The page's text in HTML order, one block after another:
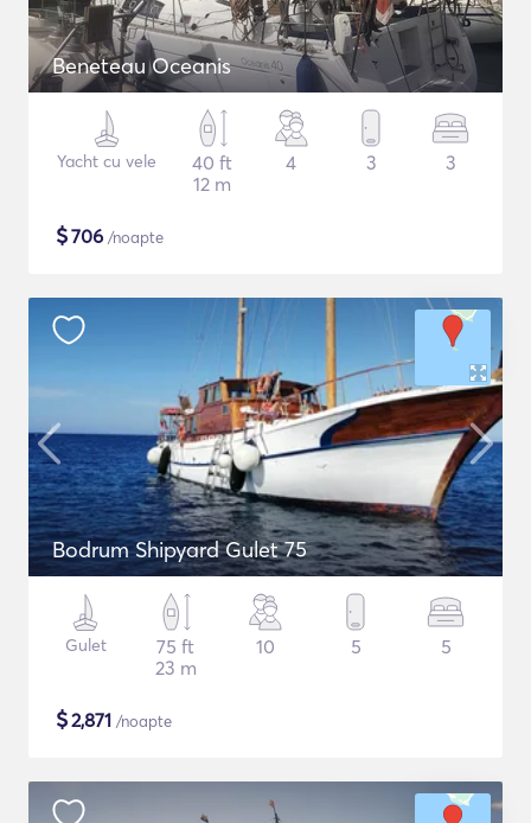
Beneteau Oceanis
Yacht cu vele
40 ft
12 m
4 3 3
$706 /noapte
Bodrum Shipyard Gulet 75
Gulet
75 ft
23 m
10 5 5
$2,871 /noapte